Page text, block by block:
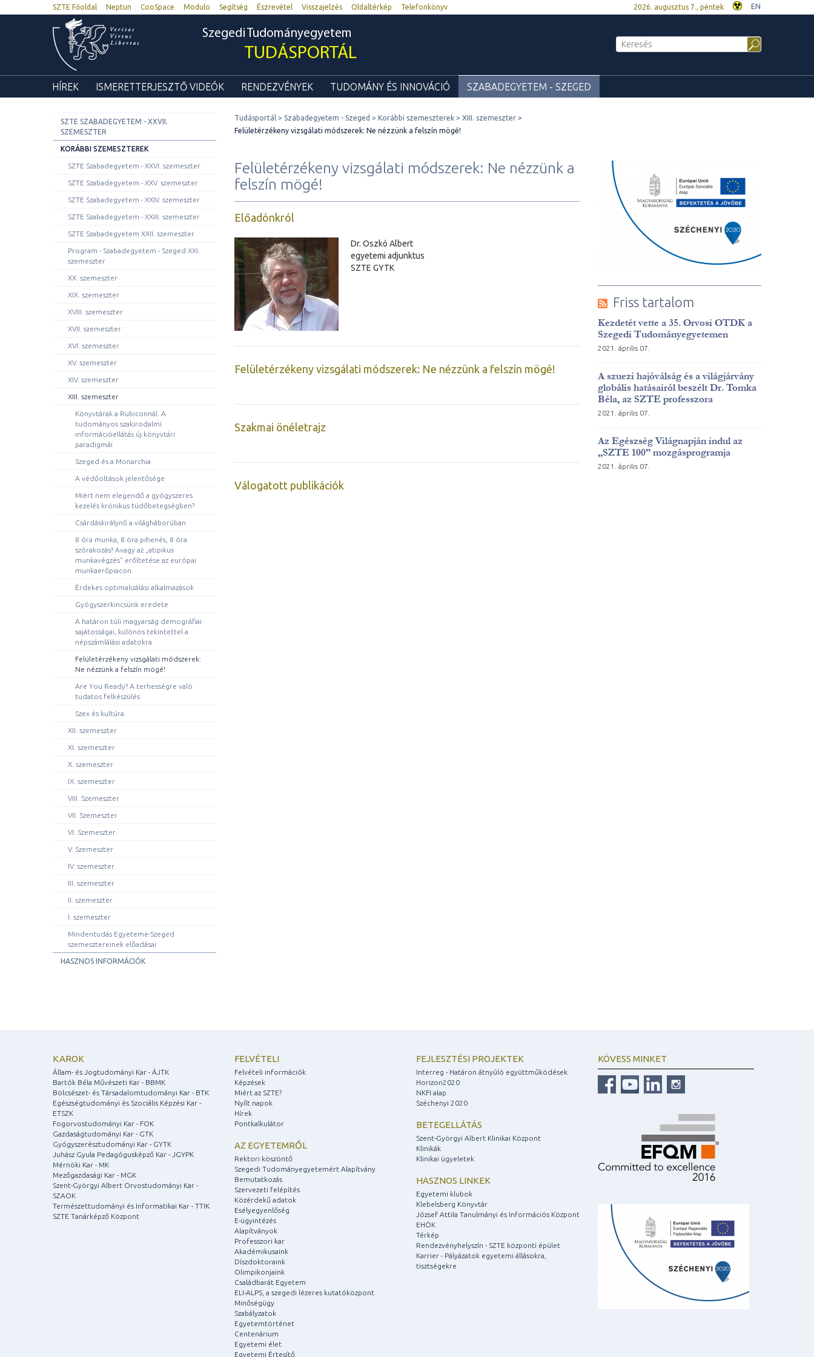
SZTE Főoldal Neptun CooSpace Modulo Segítség Észrevétel Visszajelzés Oldaltérkép Telefonkönyv 2026. augusztus 7., péntek EN
Szegedi Tudományegyetem
TUDÁSPORTÁL
HÍREK ISMERETTERJESZTŐ VIDEÓK RENDEZVÉNYEK TUDOMÁNY ÉS INNOVÁCIÓ SZABADEGYETEM - SZEGED
SZTE SZABADEGYETEM - XXVII.
SZEMESZTER
KORÁBBI SZEMESZTEREK
SZTE Szabadegyetem - XXVI. szemeszter
SZTE Szabadegyetem - XXV. szemeszter
SZTE Szabadegyetem - XXIV. szemeszter
SZTE Szabadegyetem - XXIII. szemeszter
SZTE Szabadegyetem XXII. szemeszter
Program - Szabadegyetem - Szeged XXI.
szemeszter
XX. szemeszter
XIX. szemeszter
XVIII. szemeszter
XVII. szemeszter
XVI. szemeszter
XV. szemeszter
XIV. szemeszter
XIII. szemeszter
Könyvtárak a Rubiconnál. A
tudományos szakirodalmi
információellátás új könyvtári
paradigmái
Szeged és a Monarchia
A védőoltások jelentősége
Miért nem elegendő a gyógyszeres
kezelés krónikus tüdőbetegségben?
Csárdáskirálynő a világháborúban
8 óra munka, 8 óra pihenés, 8 óra
szórakozás? Avagy az „atipikus
munkavégzés” erőltetése az európai
munkaerőpiacon
Érdekes optimalizálási alkalmazások
Gyógyszerkincsünk eredete
A határon túli magyarság demográfiai
sajátosságai, különös tekintettel a
népszámlálási adatokra
Felületérzékeny vizsgálati módszerek:
Ne nézzünk a felszín mögé!
Are You Ready? A terhességre való
tudatos felkészülés
Szex és kultúra
XII. szemeszter
XI. szemeszter
X. szemeszter
IX. szemeszter
VIII. Szemeszter
VII. Szemeszter
VI. Szemeszter
V. Szemeszter
IV. szemeszter
III. szemeszter
II. szemeszter
I. szemeszter
Mindentudás Egyeteme-Szeged
szemesztereinek előadásai
HASZNOS INFORMÁCIÓK
Tudásportál Szabadegyetem - Szeged Korábbi szemeszterek
XIII. szemeszter
Felületérzékeny vizsgálati módszerek: Ne nézzünk a felszín mögé!
Felületérzékeny vizsgálati módszerek: Ne nézzünk a
felszín mögé!
Előadónkról
Dr. Oszkó Albert
egyetemi adjunktus
SZTE GYTK
Felületérzékeny vizsgálati módszerek: Ne nézzünk a felszín mögé!
Szakmai önéletrajz
Válogatott publikációk
Friss tartalom
Kezdetét vette a 35. Orvosi OTDK a
Szegedi Tudományegyetemen
2021. április 07.
A szuezi hajóválság és a világjárvány
globális hatásairól beszélt Dr. Tomka
Béla, az SZTE professzora
2021. április 07.
Az Egészség Világnapján indul az
„SZTE 100” mozgásprogramja
2021. április 07.
KAROK
Állam- és Jogtudományi Kar - ÁJTK
Bartók Béla Művészeti Kar - BBMK
Bölcsészet- és Társadalomtudományi Kar - BTK
Egészségtudományi és Szociális Képzési Kar -
ETSZK
Fogorvostudományi Kar - FOK
Gazdaságtudományi Kar - GTK
Gyógyszerésztudományi Kar - GYTK
Juhász Gyula Pedagógusképző Kar - JGYPK
Mérnöki Kar - MK
Mezőgazdasági Kar - MGK
Szent-Györgyi Albert Orvostudományi Kar -
SZAOK
Természettudományi és Informatikai Kar - TTIK
SZTE Tanárképző Központ
FELVÉTELI
Felvételi információk
Képzések
Miért az SZTE?
Nyílt napok
Hírek
Pontkalkulátor
AZ EGYETEMRŐL
Rektori köszöntő
Szegedi Tudományegyetemért Alapítvány
Bemutatkozás
Szervezeti felépítés
Közérdekű adatok
Esélyegyenlőség
E-ügyintézés
Alapítványok
Professzori kar
Akadémikusaink
Díszdoktoraink
Olimpikonjaink
Családbarát Egyetem
ELI-ALPS, a szegedi lézeres kutatóközpont
Minőségügy
Szabályzatok
Egyetemtörténet
Centenárium
Egyetemi élet
Egyetemi Értesítő
FEJLESZTÉSI PROJEKTEK
Interreg - Határon átnyúló együttműködések
Horizon2020
NKFI alap
Széchenyi 2020
BETEGELLÁTÁS
Szent-Györgyi Albert Klinikai Központ
Klinikák
Klinikai ügyeletek
HASZNOS LINKEK
Egyetemi klubok
Klebelsberg Könyvtár
József Attila Tanulmányi és Információs Központ
EHÖK
Térkép
Rendezvényhelyszín - SZTE központi épület
Karrier - Pályázatok egyetemi állásokra,
tisztségekre
KÖVESS MINKET